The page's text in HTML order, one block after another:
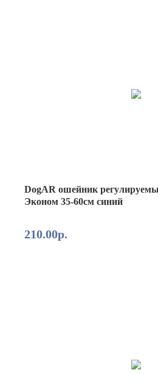
DogAR ошейник
Эконом 35-60см синий
210.00р.